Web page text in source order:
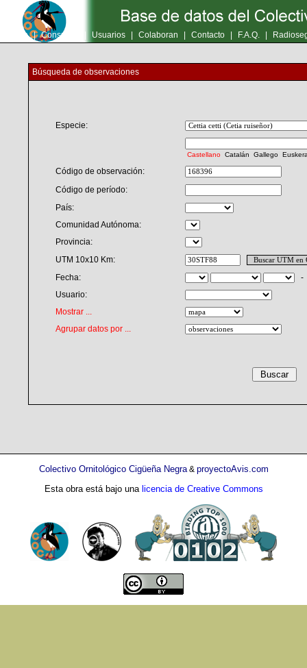
Inicio | Consultas Usuarios Colaboran Contacto F.A.Q.
Búsqueda de observaciones
Especie:
Castellano Catalán Gallego
Código de observación:
Código de período:
País:
Comunidad Autónoma:
Provincia:
UTM 10x10 Km:
Fecha:
Usuario:
Mostrar ...
Agrupar datos por ...
Colectivo Ornitológico Cigüeña Negra& proyectoAvis.com
Esta obra está bajo una licencia de Creative Commons